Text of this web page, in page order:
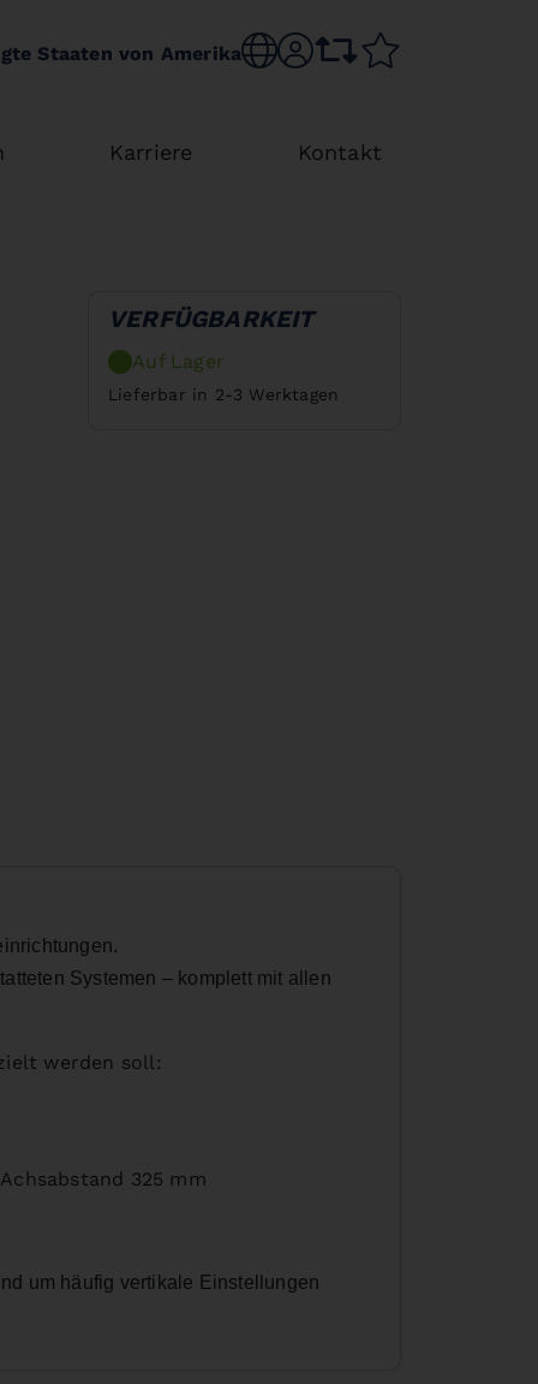
Staaten von Amerika Sprache wechseln
sr.accountVergleichsliste
Karriere Kontakt
VERFÜGBARKEIT
Auf Lager
Lieferbar in 2-3 Werktagen
Systemen – komplett mit allen
werden soll:
325 mm
um häufig vertikale Einstellungen